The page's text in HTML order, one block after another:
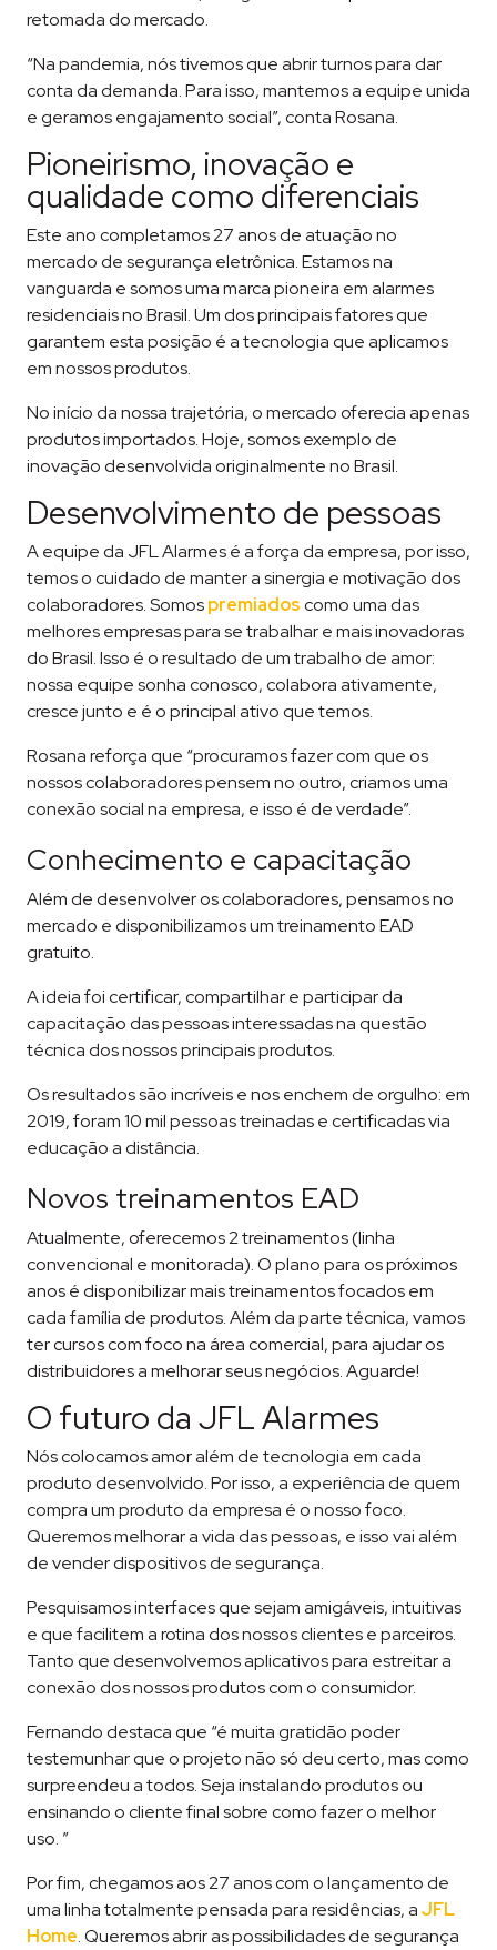
retomada do mercado.
“Na pandemia, nós tivemos que abrir turnos para dar
conta da demanda. Para isso, mantemos a equipe unida
e geramos engajamento social”, conta Rosana.
Pioneirismo, inovação e
qualidade como diferenciais
Este ano completamos 27 anos de atuação no
mercado de segurança eletrônica. Estamos na
vanguarda e somos uma marca pioneira em alarmes
residenciais no Brasil. Um dos principais fatores que
garantem esta posição é a tecnologia que aplicamos
em nossos produtos.
No início da nossa trajetória, o mercado oferecia apenas
produtos importados. Hoje, somos exemplo de
inovação desenvolvida originalmente no Brasil.
Desenvolvimento de pessoas
A equipe da JFL Alarmes é a força da empresa, por isso,
temos o cuidado de manter a sinergia e motivação dos
colaboradores. Somospremiadoscomo uma das
melhores empresas para se trabalhar e mais inovadoras
do Brasil. Isso é o resultado de um trabalho de amor:
nossa equipe sonha conosco, colabora ativamente,
cresce junto e é o principal ativo que temos.
Rosana reforça que “procuramos fazer com que os
nossos colaboradores pensem no outro, criamos uma
conexão social na empresa, e isso é de verdade”.
Conhecimento e capacitação
Além de desenvolver os colaboradores, pensamos no
mercado e disponibilizamos um treinamento EAD
gratuito.
A ideia foi certificar, compartilhar e participar da
capacitação das pessoas interessadas na questão
técnica dos nossos principais produtos.
Os resultados são incríveis e nos enchem de orgulho: em
2019, foram 10 mil pessoas treinadas e certificadas via
educação a distância.
Novos treinamentos EAD
Atualmente, oferecemos 2 treinamentos (linha
convencional e monitorada). O plano para os próximos
anos é disponibilizar mais treinamentos focados em
cada família de produtos. Além da parte técnica, vamos
ter cursos com foco na área comercial, para ajudar os
distribuidores a melhorar seus negócios. Aguarde!
O futuro da JFL Alarmes
Nós colocamos amor além de tecnologia em cada
produto desenvolvido. Por isso, a experiência de quem
compra um produto da empresa é o nosso foco.
Queremos melhorar a vida das pessoas, e isso vai além
de vender dispositivos de segurança.
Pesquisamos interfaces que sejam amigáveis, intuitivas
e que facilitem a rotina dos nossos clientes e parceiros.
Tanto que desenvolvemos aplicativos para estreitar a
conexão dos nossos produtos com o consumidor.
Fernando destaca que “é muita gratidão poder
testemunhar que o projeto não só deu certo, mas como
surpreendeu a todos. Seja instalando produtos ou
ensinando o cliente final sobre como fazer o melhor
uso. ”
Por fim, chegamos aos 27 anos com o lançamento de
uma linha totalmente pensada para residências, aJFL
Home. Queremos abrir as possibilidades de segurança